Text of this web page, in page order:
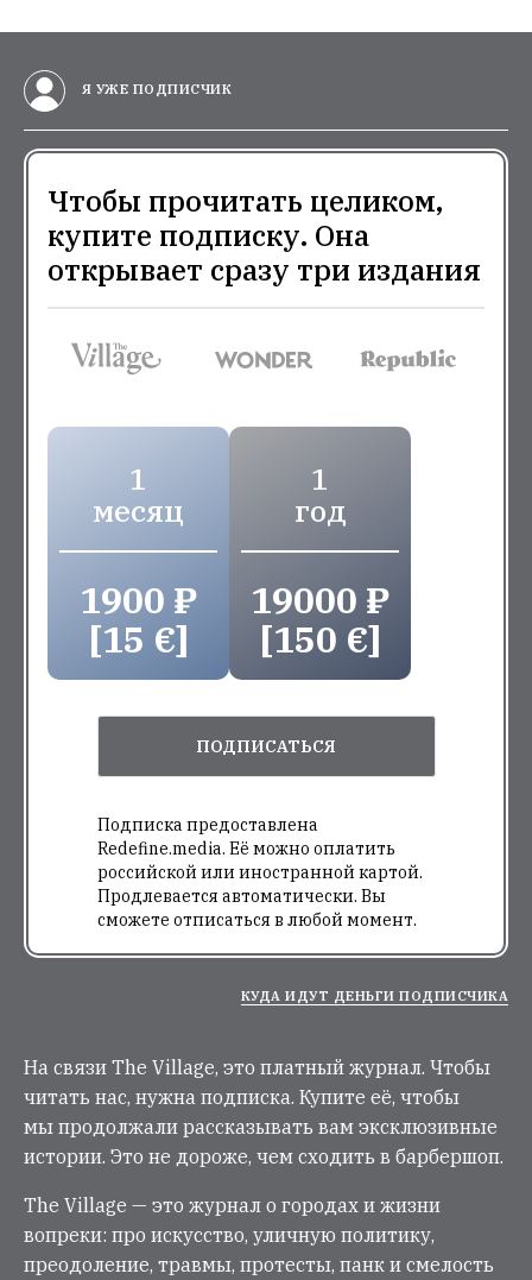
Я УЖЕ ПОДПИСЧИК
Чтобы прочитать целиком,
купите подписку. Она
открывает сразу три издания
1
месяц
1900 ₽
[15 €]
1
год
19000 ₽
[150 €]
ПОДПИСАТЬСЯ
Подписка предоставлена
Redefine.media. Её можно оплатить
российской или иностранной картой.
Продлевается автоматически. Вы
сможете отписаться в любой момент.
КУДА ИДУТ ДЕНЬГИ ПОДПИСЧИКА
На связи The Village, это платный журнал. Чтобы
читать нас, нужна подписка. Купите её, чтобы
мы продолжали рассказывать вам эксклюзивные
истории. Это не дороже, чем сходить в барбершоп.
The Village — это журнал о городах и жизни
вопреки: про искусство, уличную политику,
преодоление, травмы, протесты, панк и смелость